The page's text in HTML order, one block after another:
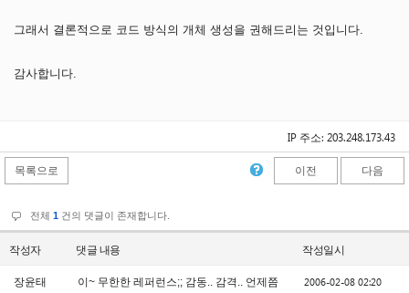
그래서 결론적으로 코드 방식의 개체 생성을 권해드리는 것입니다.
감사합니다.
IP 주소: 203.248.173.43
목록으로 이전 다음
전체 1 건의 댓글이 존재합니다.
작성자 댓글 내용 작성일시
장윤태
이~ 무한한 레퍼런스;; 감동.. 감격.. 언제쯤
2006-02-08 02:20